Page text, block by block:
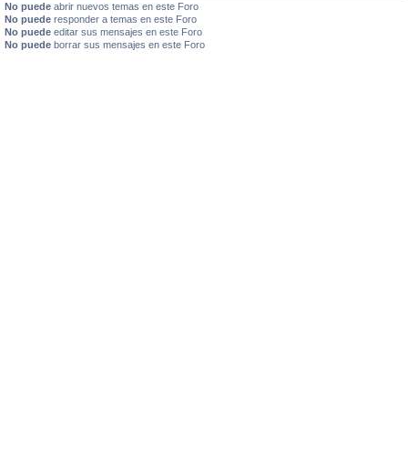
No puede abrir nuevos temas en este Foro
No puede responder a temas en este Foro
No puede editar sus mensajes en este Foro
No puede borrar sus mensajes en este Foro